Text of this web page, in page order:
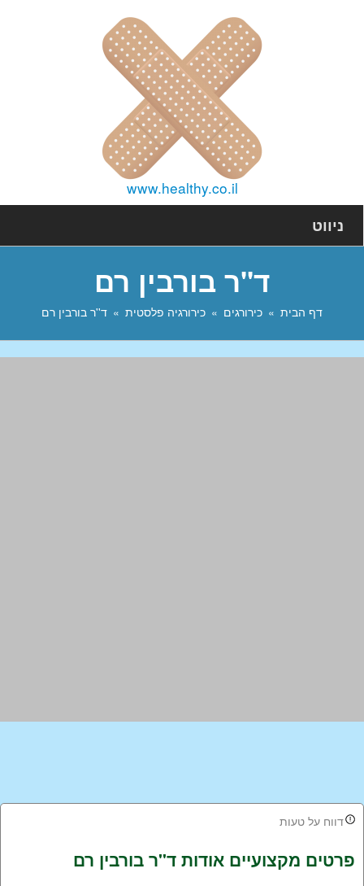
www.healthy.co.il
ניווט
ד''ר בורבין רם
דף הבית כירורגים כירורגיה פלסטית ד''ר בורבין רם
דווח על טעות
פרטים מקצועיים אודות ד''ר בורבין רם